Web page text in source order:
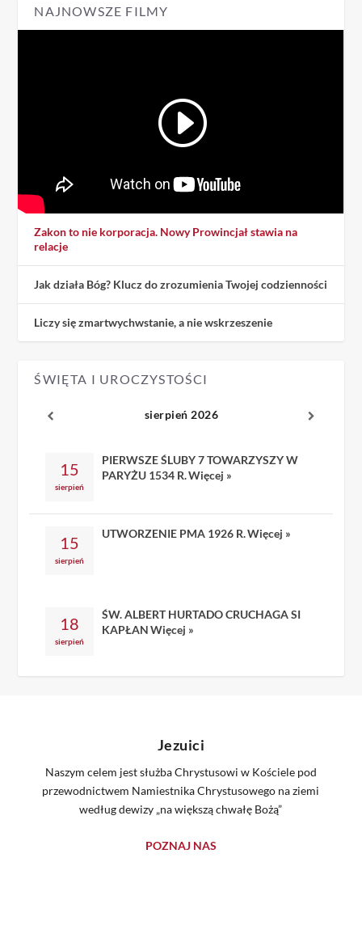
NAJNOWSZE FILMY
Zakon to nie korporacja. Nowy Prowincjał stawia na
relacje
Jak działa Bóg? Klucz do zrozumienia Twojej codzienności
Liczy się zmartwychwstanie, a nie wskrzeszenie
ŚWIĘTA I UROCZYSTOŚCI
sierpień 2026
15
sierpień
PIERWSZE ŚLUBY 7 TOWARZYSZY W
PARYŻU 1534 R.Więcej »
15
sierpień
UTWORZENIE PMA 1926 R.Więcej »
18
sierpień
ŚW. ALBERT HURTADO CRUCHAGA SI
KAPŁAN Więcej »
Jezuici
Naszym celem jest służba Chrystusowi w Kościele pod
przewodnictwem Namiestnika Chrystusowego na ziemi
według dewizy „na większą chwałę Bożą”
POZNAJ NAS